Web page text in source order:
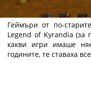
Електронните
Геймъри от по-
Legend of Kyrandia (за
какви игри имаше
годините, те ставаха